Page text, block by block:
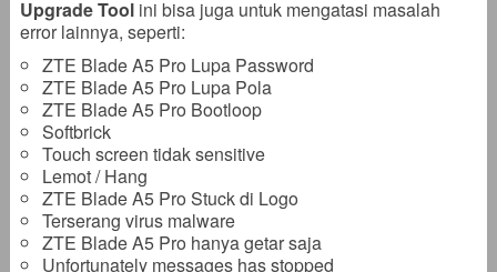
Upgrade Toolini bisa juga untuk mengatasi masalah
error lainnya, seperti:
ZTE Blade A5 Pro Lupa Password
ZTE Blade A5 Pro Lupa Pola
ZTE Blade A5 Pro Bootloop
Softbrick
Touch screen tidak sensitive
Lemot / Hang
ZTE Blade A5 Pro Stuck di Logo
Terserang virus malware
ZTE Blade A5 Pro hanya getar saja
Unfortunately messages has stopped